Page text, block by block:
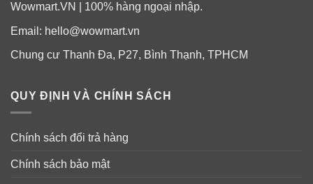
Wowmart.VN | 100% hàng ngoại nhập.
Email: hello@wowmart.vn
Chung cư Thanh Đa, P27, Bình Thạnh, TPHCM
QUY ĐỊNH VÀ CHÍNH SÁCH
Chính sách đổi trả hàng
Chính sách bảo mật